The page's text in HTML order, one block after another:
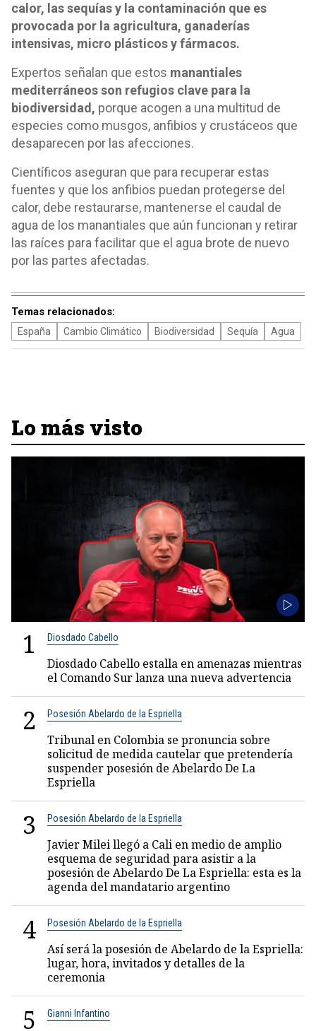
calor, las sequías y la contaminación que es
provocada por la agricultura, ganaderías
intensivas, micro plásticos y fármacos.
Expertos señalan que estos manantiales
mediterráneos son refugios clave para la
biodiversidad, porque acogen a una multitud de
especies como musgos, anfibios y crustáceos que
desaparecen por las afecciones.
Científicos aseguran que para recuperar estas
fuentes y que los anfibios puedan protegerse del
calor, debe restaurarse, mantenerse el caudal de
agua de los manantiales que aún funcionan y retirar
las raíces para facilitar que el agua brote de nuevo
por las partes afectadas.
Temas relacionados:
España Cambio Climático Biodiversidad Sequía Agua
Lo más visto
1 Diosdado Cabello
Diosdado Cabello estalla en amenazas mientras
el Comando Sur lanza una nueva advertencia
2 Posesión Abelardo de la Espriella
Tribunal en Colombia se pronuncia sobre
solicitud de medida cautelar que pretendería
suspender posesión de Abelardo De La
Espriella
3 Posesión Abelardo de la Espriella
Javier Milei llegó a Cali en medio de amplio
esquema de seguridad para asistir a la
posesión de Abelardo De La Espriella: esta es la
agenda del mandatario argentino
4 Posesión Abelardo de la Espriella
Así será la posesión de Abelardo de la Espriella:
lugar, hora, invitados y detalles de la
ceremonia
5 Gianni Infantino